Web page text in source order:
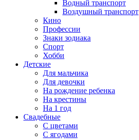
Водный транспорт
Воздушный транспорт
Кино
Профессии
Знаки зодиака
Спорт
Хобби
Детские
Для мальчика
Для девочки
На рождение ребенка
На крестины
На 1 год
Свадебные
С цветами
С ягодами